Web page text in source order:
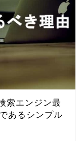
索エンジン最
あるシンプル